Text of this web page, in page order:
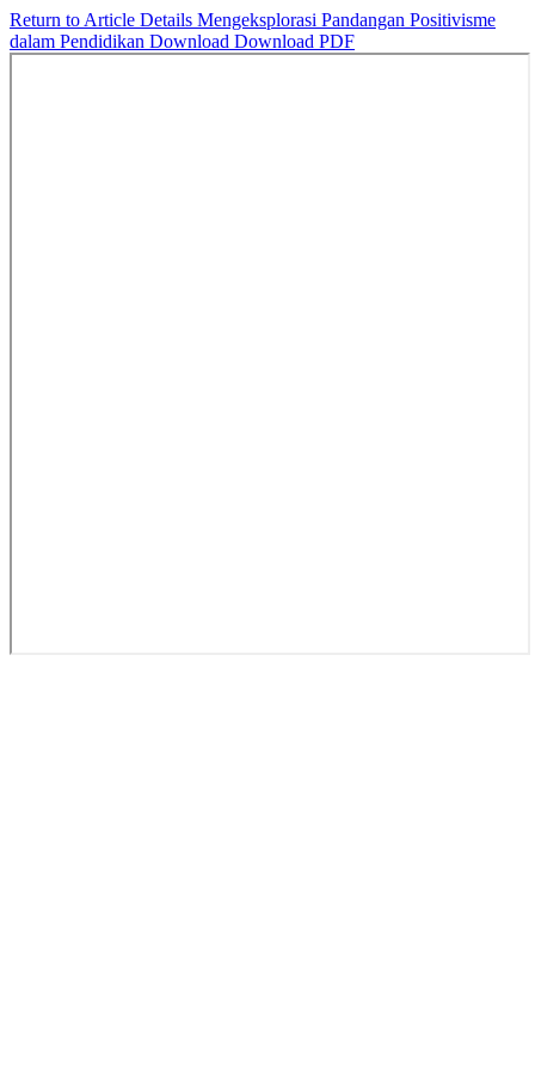
Return to Article Details Mengeksplorasi Pandangan Positivisme
dalam Pendidikan Download Download PDF